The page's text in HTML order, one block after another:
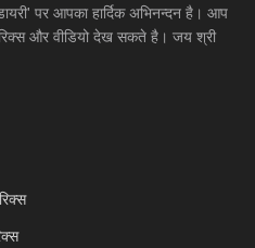
पर आपका हार्दिक अभिनन्दन है। आप
और वीडियो देख सकते है। जय श्री